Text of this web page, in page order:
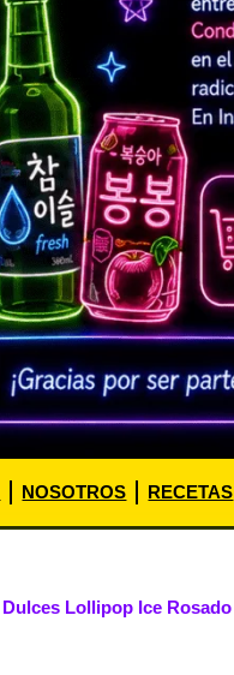
NOSOTROS RECETAS
Dulces Lollipop Ice Rosado